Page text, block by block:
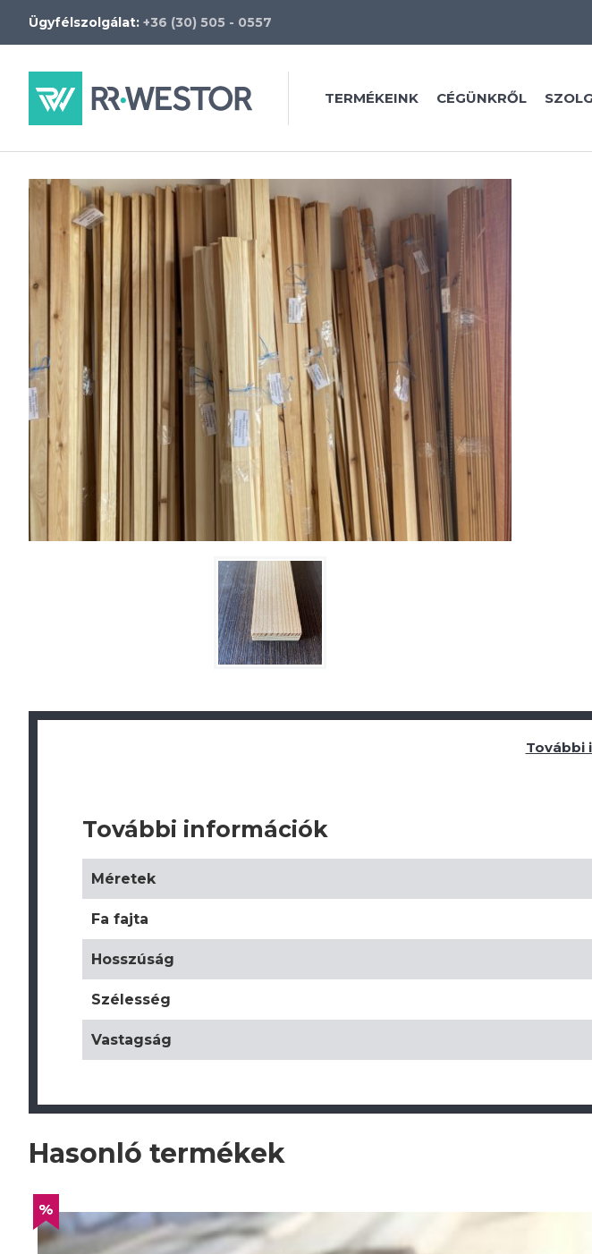
Ügyfélszolgálat: +36 (30) 505 - 0557
TERMÉKEINK CÉGÜNKRŐL
További
További információk
Méretek
Fa fajta
Hosszúság
Szélesség
Vastagság
Hasonló termékek